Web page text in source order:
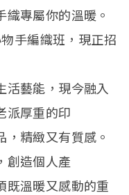
專屬你的溫暖。
手編織班，現正招
活藝能，現今融入
派厚重的印
精緻又有質感。
創造個人產
既溫暖又感動的重